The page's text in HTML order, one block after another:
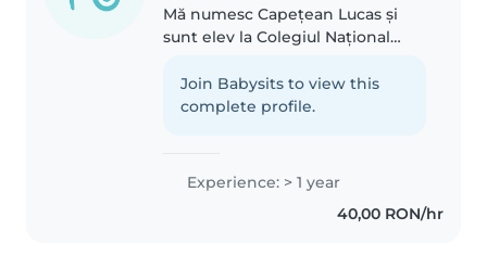
Mă numesc Capețean Lucas și
sunt elev la Colegiul Național
Timișoara, la specializarea
Educatori-Puericultor. Am
Join Babysits to view this
complete profile.
Experience: > 1 year
40,00 RON/hr